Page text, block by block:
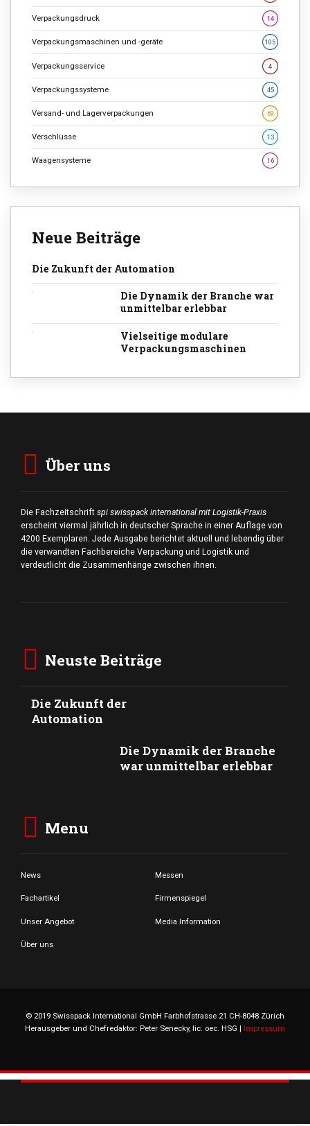
Verpackungsdruck 14
Verpackungsmaschinen und -geräte 105
Verpackungsservice 4
Verpackungssysteme 45
Versand- und Lagerverpackungen 69
Verschlüsse 13
Waagensysteme 16
Neue Beiträge
Die Zukunft der Automation
Die Dynamik der Branche war
unmittelbar erlebbar
Vielseitige modulare
Verpackungsmaschinen
Über uns
Die Fachzeitschrift spi swisspack international mit Logistik-Praxis
erscheint viermal jährlich in deutscher Sprache in einer Auflage von
4200 Exemplaren. Jede Ausgabe berichtet aktuell und lebendig über
die verwandten Fachbereiche Verpackung und Logistik und
verdeutlicht die Zusammenhänge zwischen ihnen.
Neuste Beiträge
Die Zukunft der
Automation
Die Dynamik der Branche
war unmittelbar erlebbar
Menu
News Messen
Fachartikel Firmenspiegel
Unser Angebot Media Information
Über uns
© 2019 Swisspack International GmbH Farbhofstrasse 21 CH-8048 Zürich
Herausgeber und Chefredaktor: Peter Senecky, lic. oec. HSG | Impressum